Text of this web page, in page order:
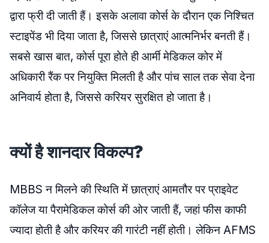
द्वारा फ्री दी जाती हैं। इसके अलावा कोर्स के दौरान एक निश्चित
स्टाइपेंड भी दिया जाता है, जिससे छात्राएं आत्मनिर्भर बनती हैं।
सबसे खास बात, कोर्स पूरा होते ही आर्मी मेडिकल कोर में
अधिकारी रैंक पर नियुक्ति मिलती है और पांच साल तक सेवा देना
अनिवार्य होता है, जिससे करियर सुरक्षित हो जाता है।
क्यों है शानदार विकल्प?
MBBS न मिलने की स्थिति में छात्राएं आमतौर पर प्राइवेट
कॉलेज या पैरामेडिकल कोर्स की ओर जाती हैं, जहां फीस काफी
ज्यादा होती है और करियर की गारंटी नहीं होती। लेकिन AFMS